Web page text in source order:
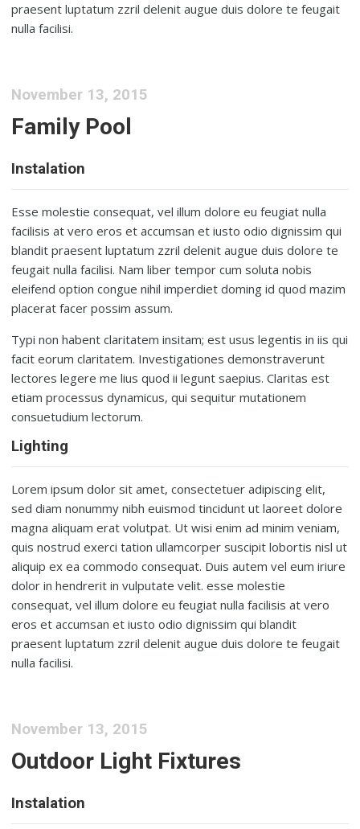
praesent luptatum zzril delenit augue duis dolore te feugait
nulla facilisi.
November 13, 2015
Family Pool
Instalation
Esse molestie consequat, vel illum dolore eu feugiat nulla
facilisis at vero eros et accumsan et iusto odio dignissim qui
blandit praesent luptatum zzril delenit augue duis dolore te
feugait nulla facilisi. Nam liber tempor cum soluta nobis
eleifend option congue nihil imperdiet doming id quod mazim
placerat facer possim assum.
Typi non habent claritatem insitam; est usus legentis in iis qui
facit eorum claritatem. Investigationes demonstraverunt
lectores legere me lius quod ii legunt saepius. Claritas est
etiam processus dynamicus, qui sequitur mutationem
consuetudium lectorum.
Lighting
Lorem ipsum dolor sit amet, consectetuer adipiscing elit,
sed diam nonummy nibh euismod tincidunt ut laoreet dolore
magna aliquam erat volutpat. Ut wisi enim ad minim veniam,
quis nostrud exerci tation ullamcorper suscipit lobortis nisl ut
aliquip ex ea commodo consequat. Duis autem vel eum iriure
dolor in hendrerit in vulputate velit. esse molestie
consequat, vel illum dolore eu feugiat nulla facilisis at vero
eros et accumsan et iusto odio dignissim qui blandit
praesent luptatum zzril delenit augue duis dolore te feugait
nulla facilisi.
November 13, 2015
Outdoor Light Fixtures
Instalation